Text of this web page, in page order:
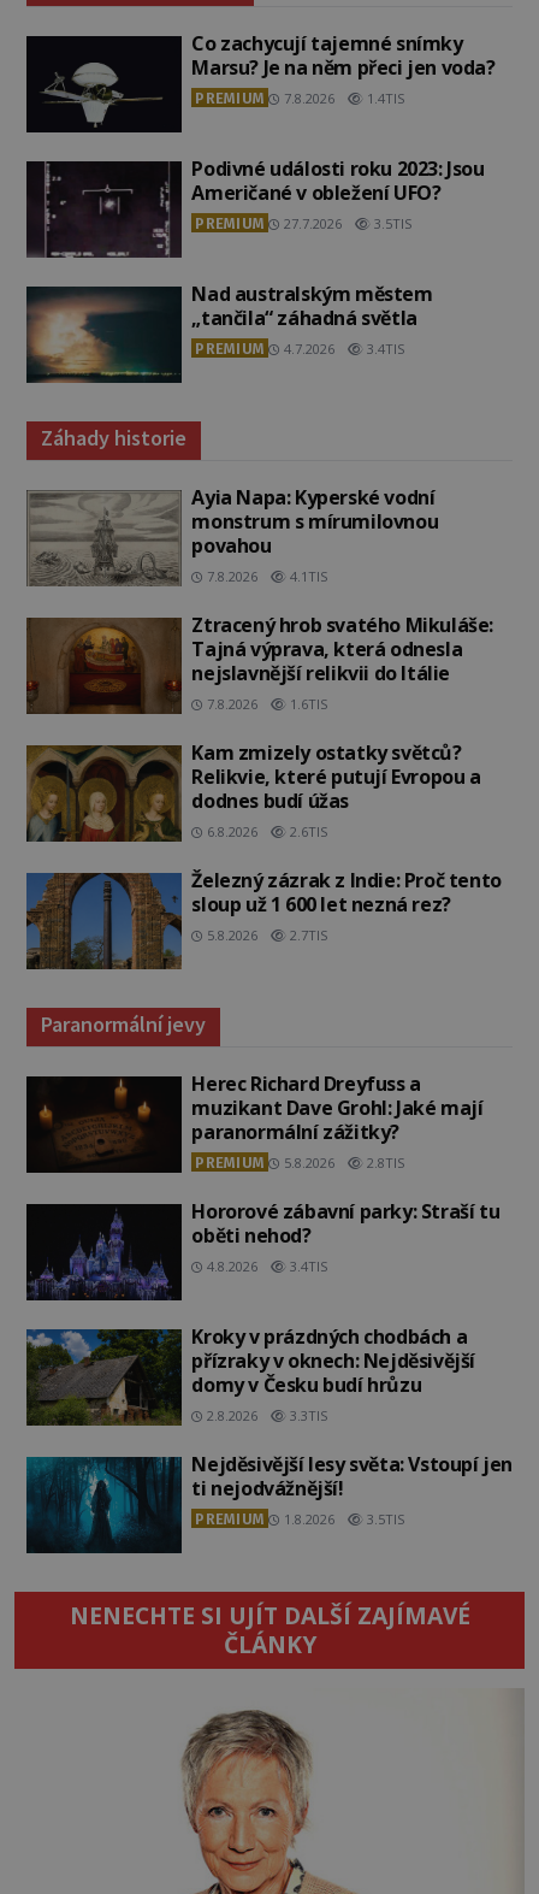
Co zachycují tajemné snímky
Marsu? Je na něm přeci jen voda?
PREMIUM 7.8.2026 1.4TIS
Podivné události roku 2023: Jsou
Američané v obležení UFO?
PREMIUM 27.7.2026 3.5TIS
Nad australským městem
„tančila“ záhadná světla
PREMIUM 4.7.2026 3.4TIS
Záhady historie
Ayia Napa: Kyperské vodní
monstrum s mírumilovnou
povahou
7.8.2026 4.1TIS
Ztracený hrob svatého Mikuláše:
Tajná výprava, která odnesla
nejslavnější relikvii do Itálie
7.8.2026 1.6TIS
Kam zmizely ostatky světců?
Relikvie, které putují Evropou a
dodnes budí úžas
6.8.2026 2.6TIS
Železný zázrak z Indie: Proč tento
sloup už 1 600 let nezná rez?
5.8.2026 2.7TIS
Paranormální jevy
Herec Richard Dreyfuss a
muzikant Dave Grohl: Jaké mají
paranormální zážitky?
PREMIUM 5.8.2026 2.8TIS
Hororové zábavní parky: Straší tu
oběti nehod?
4.8.2026 3.4TIS
Kroky v prázdných chodbách a
přízraky v oknech: Nejděsivější
domy v Česku budí hrůzu
2.8.2026 3.3TIS
Nejděsivější lesy světa: Vstoupí jen
ti nejodvážnější!
PREMIUM 1.8.2026 3.5TIS
NENECHTE SI UJÍT DALŠÍ ZAJÍMAVÉ
ČLÁNKY